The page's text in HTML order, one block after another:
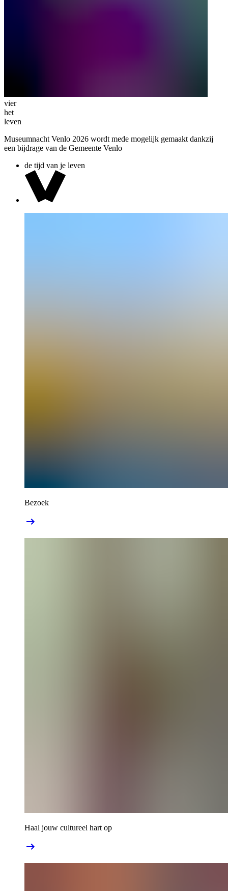
vier
het
leven
Museumnacht Venlo 2026 wordt mede mogelijk gemaakt dankzij
een bijdrage van de Gemeente Venlo
de tijd van je leven
Bezoek
Haal jouw cultureel hart op